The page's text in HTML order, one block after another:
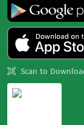
Scan to